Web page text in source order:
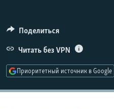
ПОДПИШИТЕСЬ НА
СОЦИАЛЬНЫЕ СЕТИ
Поделиться
Читать без VPN
Приоритетный источник в Google